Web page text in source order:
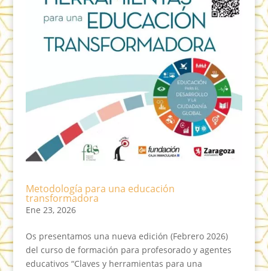
Metodología para una educación
transformadora
Ene 23, 2026
Os presentamos una nueva edición (Febrero 2026)
del curso de formación para profesorado y agentes
educativos “Claves y herramientas para una